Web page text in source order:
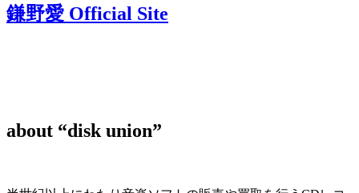
鎌野愛 Official Site
about “disk union”